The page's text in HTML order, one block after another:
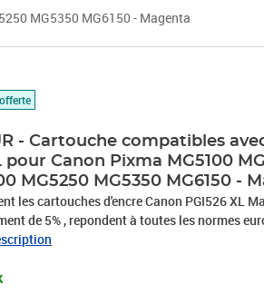
MG5350 MG6150 - Magenta
- Cartouche compatibles
pour Canon Pixma MG5100
MG5250 MG5350 MG6150 -
cartouches d'encre Canon PGI526 XL Magenta - Volume:
de 5% , repondent à toutes les normes
ROHS - 100% Compatible - Encre de haute